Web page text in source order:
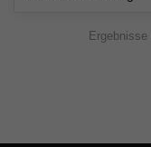
Ergebnisse